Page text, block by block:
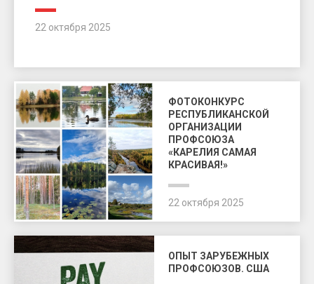
22 октября 2025
ФОТОКОНКУРС
РЕСПУБЛИКАНСКОЙ
ОРГАНИЗАЦИИ
ПРОФСОЮЗА
«КАРЕЛИЯ САМАЯ
КРАСИВАЯ!»
22 октября 2025
ОПЫТ ЗАРУБЕЖНЫХ
ПРОФСОЮЗОВ. США